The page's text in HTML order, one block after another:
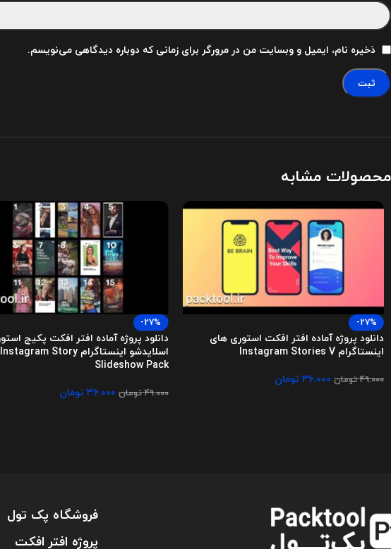
ذخیره نام، ایمیل و وبسایت من در مرورگر برای زمانی که دوباره دیدگاهی می‌نویسم.
محصولات مشابه
-27%
دانلود پروژه آماده افتر افکت استوری های
اینستاگرام Instagram Stories V
۴۹.۰۰۰تومان ۳۶.۰۰۰ تومان
-27%
دانلود پروژه آماده افتر افکت پکیج
اسلایدشو اینستاگرام Instagram Story
Slideshow Pack
۴۹.۰۰۰تومان ۳۶.۰۰۰ تومان
فروشگاه پک تول
پروژه افتر افکت